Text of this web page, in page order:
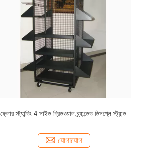
ফ্লোর স্ট্যান্ডিং 4 সাইড গ্রিডওয়াল ব্র্যান্ডেড ডিসপ্লে স্ট্যান্ড
যোগাযোগ